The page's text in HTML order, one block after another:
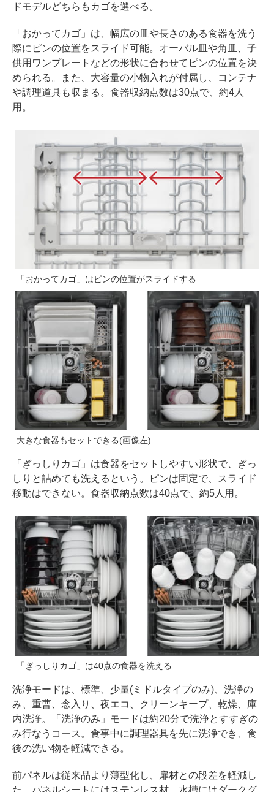
ドモデルどちらもカゴを選べる。
「おかってカゴ」は、幅広の皿や長さのある食器を洗う
際にピンの位置をスライド可能。オーバル皿や角皿、子
供用ワンプレートなどの形状に合わせてピンの位置を決
められる。また、大容量の小物入れが付属し、コンテナ
や調理道具も収まる。食器収納点数は30点で、約4人
用。
「おかってカゴ」はピンの位置がスライドする
大きな食器もセットできる(画像左)
「ぎっしりカゴ」は食器をセットしやすい形状で、ぎっ
しりと詰めても洗えるという。ピンは固定で、スライド
移動はできない。食器収納点数は40点で、約5人用。
「ぎっしりカゴ」は40点の食器を洗える
洗浄モードは、標準、少量(ミドルタイプのみ)、洗浄の
み、重曹、念入り、夜エコ、クリーンキープ、乾燥、庫
内洗浄。「洗浄のみ」モードは約20分で洗浄とすすぎの
み行なうコース。食事中に調理器具を先に洗浄でき、食
後の洗い物を軽減できる。
前パネルは従来品より薄型化し、扉材との段差を軽減し
た。パネルシートにはステンレス材、水槽にはダークグ